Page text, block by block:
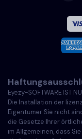
Französisch
Italiano
Português
Türkçe
Polski
Eyezy-SOFTWARE IST
Die Installation der
Eigentümer Sie nicht
die Gesetze Ihrer
im Allgemeinen, dass